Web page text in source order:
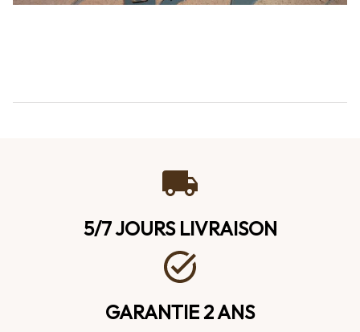
5/7 JOURS LIVRAISON
GARANTIE 2 ANS